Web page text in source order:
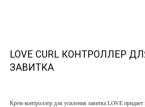
LOVE CURL КОНТРОЛЛЕР
ЗАВИТКА
Крем-контроллер для усиления завитка LOVE придает